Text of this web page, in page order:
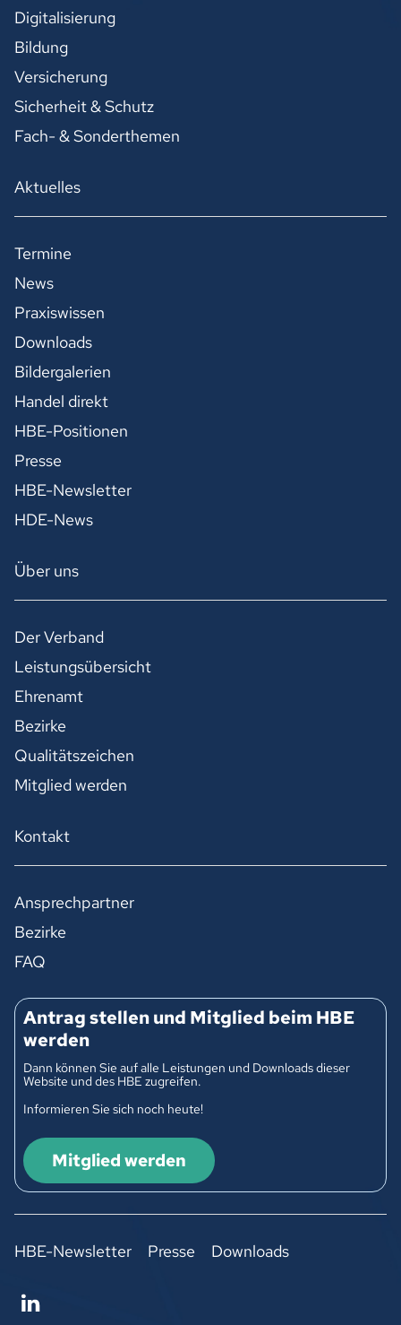
Digitalisierung
Bildung
Versicherung
Sicherheit & Schutz
Fach- & Sonderthemen
Aktuelles
Termine
News
Praxiswissen
Downloads
Bildergalerien
Handel direkt
HBE-Positionen
Presse
HBE-Newsletter
HDE-News
Über uns
Der Verband
Leistungsübersicht
Ehrenamt
Bezirke
Qualitätszeichen
Mitglied werden
Kontakt
Ansprechpartner
Bezirke
FAQ
Antrag stellen und Mitglied beim HBE
werden
Dann können Sie auf alle Leistungen und Downloads dieser
Website und des HBE zugreifen.
Informieren Sie sich noch heute!
Mitglied werden
HBE-Newsletter Presse Downloads